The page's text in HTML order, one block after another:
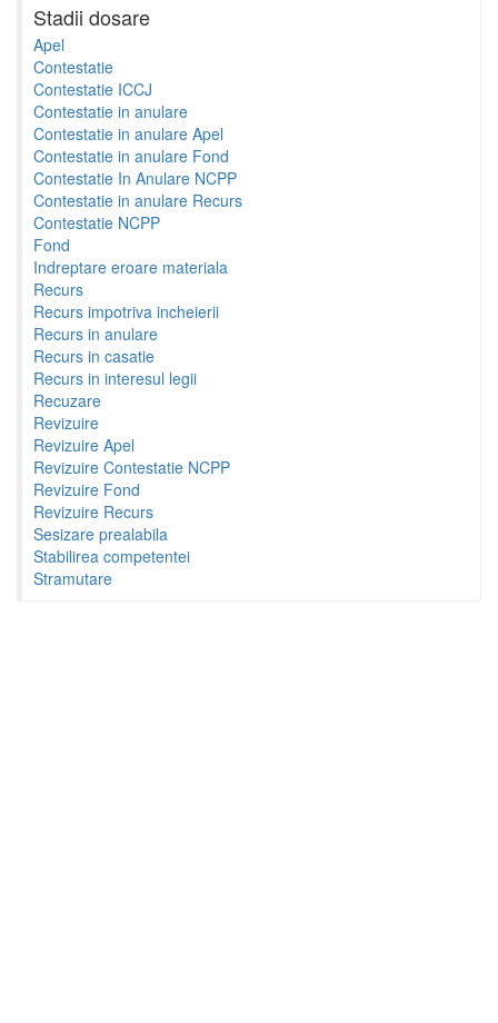
Stadii dosare
Apel
Contestatie
Contestatie ICCJ
Contestatie in anulare
Contestatie in anulare Apel
Contestatie in anulare Fond
Contestatie In Anulare NCPP
Contestatie in anulare Recurs
Contestatie NCPP
Fond
Indreptare eroare materiala
Recurs
Recurs impotriva incheierii
Recurs in anulare
Recurs in casatie
Recurs in interesul legii
Recuzare
Revizuire
Revizuire Apel
Revizuire Contestatie NCPP
Revizuire Fond
Revizuire Recurs
Sesizare prealabila
Stabilirea competentei
Stramutare